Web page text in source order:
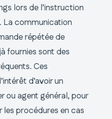
lors de l’instruction
La communication
répétée de
fournies sont des
Ces
d’avoir un
ou agent général, pour
les procédures en cas